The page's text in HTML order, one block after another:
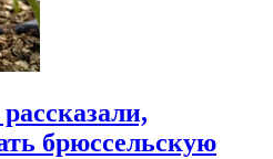
брюссельскую